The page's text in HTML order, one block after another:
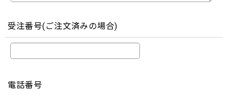
受注番号(ご注文済みの場合)
電話番号